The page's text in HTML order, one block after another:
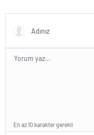
En az 10 karakter gerekli